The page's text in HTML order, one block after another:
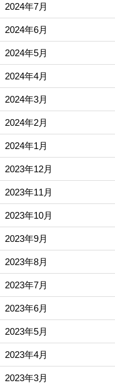
2024年7月
2024年6月
2024年5月
2024年4月
2024年3月
2024年2月
2024年1月
2023年12月
2023年11月
2023年10月
2023年9月
2023年8月
2023年7月
2023年6月
2023年5月
2023年4月
2023年3月